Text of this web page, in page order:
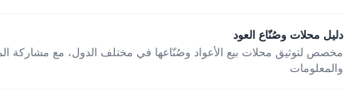
دليل محلات وصُنّاع العود
مخصص لتوثيق محلات بيع الأعواد وصُنّاعها في مختلف الدول، مع مشاركة
والمعلومات